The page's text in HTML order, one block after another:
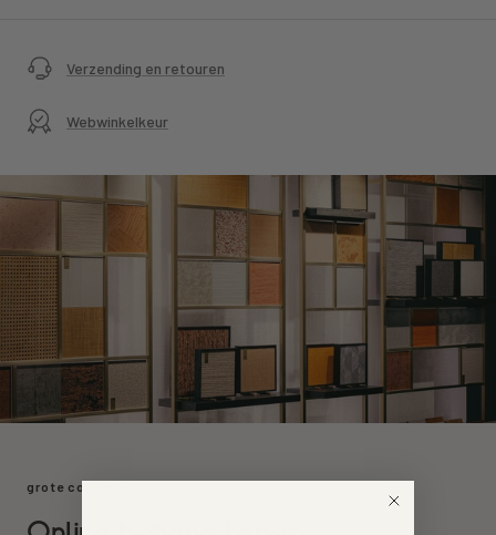
Verzending en retouren
Webwinkelkeur
grote collectie